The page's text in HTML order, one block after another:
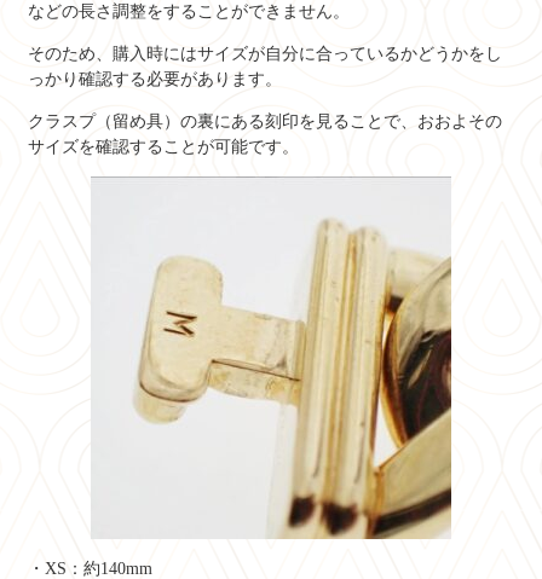
などの長さ調整をすることができません。
そのため、購入時にはサイズが自分に合っているかどうかをし
っかり確認する必要があります。
クラスプ（留め具）の裏にある刻印を見ることで、おおよその
サイズを確認することが可能です。
・XS：約140mm